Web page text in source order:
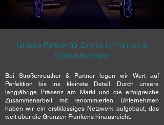
Unsere Partner für Events in Franken &
Süddeutschland
Bei Strößenreuther & Partner legen wir Wert auf
Perfektion bis ins kleinste Detail. Durch unsere
langjährige Präsenz am Markt und die erfolgreiche
Zusammenarbeit mit renommierten Unternehmen
haben wir ein erstklassiges Netzwerk aufgebaut, das
weit über die Grenzen Frankens hinausreicht.